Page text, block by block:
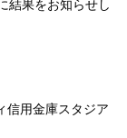
結果をお知らせし
用金庫スタジア